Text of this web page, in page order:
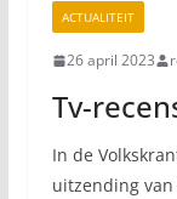
ACTUALITEIT
26 april 2023
Tv-
In de
uitzending